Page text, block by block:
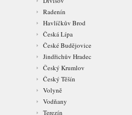
Radenín
Havlíčkův Brod
Česká Lípa
České Budějovice
Jindřichův Hradec
Český Krumlov
Český Těšín
Volyně
Vodňany
Terezín